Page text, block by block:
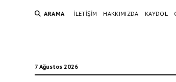
ARAMA İLETIŞIM HAKKIMIZDA KAYDOL
7 Ağustos 2026